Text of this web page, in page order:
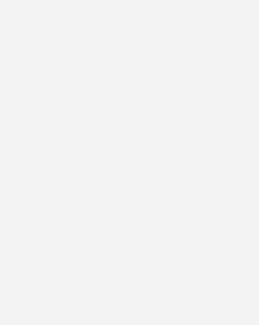
auf die Ukraine
die den Kohleausstieg
stellt die
Analyse klar.